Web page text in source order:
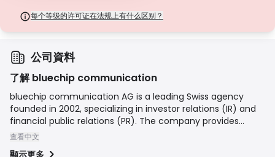
每个等级的许可证在法规上有什么区别？
公司資料
了解 bluechip communication
bluechip communication AG is a leading Swiss agency
founded in 2002, specializing in investor relations (IR) and
financial public relations (PR). The company provides
strategic communication consulting for listed and soon-
查看中文
顯示更多